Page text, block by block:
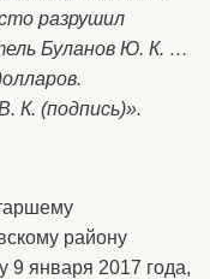
разрушил
Буланов Ю. К. …
К. (подпись)».
району
9 января 2017 года,